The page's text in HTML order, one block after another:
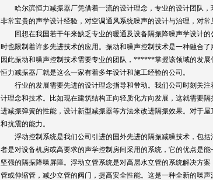
哈尔滨恒力减振器厂凭借着一流的设计理念，专业的设计团队，
非常宝贵的声学设计经验，对空调通风系统噪声的设计与治理，对
回想在我国若干年来缺乏专业的暖通及设备隔振降噪声学设计的
时也限制着许多先进技术的应用。振动和噪声控制技术是一种融合
因此振动和噪声控制技术需要专业的团队，******掌握该领域的发
恒力减振器厂就是这么一家有着多年设计和施工经验的公司。
行业的发展需要先进的设计理念指导和带动。我们公司时刻关注
计理念和技术。比如现在建筑结构正向轻质化方向发展，这就需要
进减振弹簧的性能，设计新型减振器等方法来改进隔振效果。对于
和抗震的能力。
浮动控制系统是我们公司引进的国外先进的隔振减噪技术，包括
者是对设备机房或高要求的声学控制房间采用的系统，它的优点是
坚强的隔振降噪屏障。浮动立管系统是对高层水立管的系统解决方
管或伸缩管，减少立管的阀门，提高安全性能。这是一种全新的噪